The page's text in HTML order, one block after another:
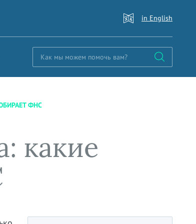
in English
ФНС
какие